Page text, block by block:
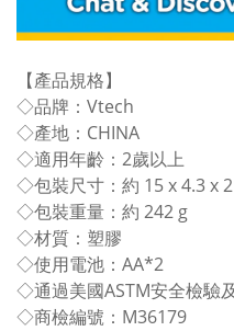
【產品規格】
◇品牌：Vtech
◇產地：CHINA
◇適用年齡：2歲以上
◇包裝尺寸：約 15 x 4.3 x
◇包裝重量：約 242 g
◇材質：塑膠
◇使用電池：AA*2
◇通過美國ASTM安全檢驗
◇商檢編號：M36179